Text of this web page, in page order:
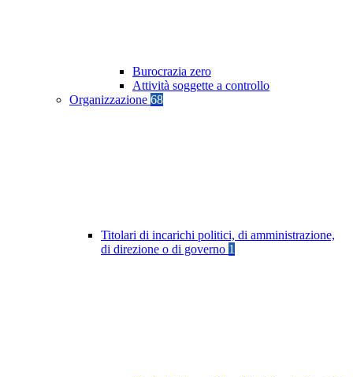
Burocrazia zero
Attività soggette a controllo
Organizzazione 68
Titolari di incarichi politici, di amministrazione,
di direzione o di governo 1